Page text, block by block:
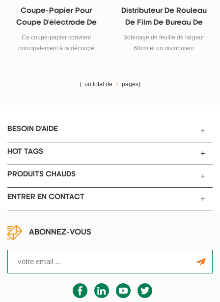
Coupe-Papier Pour
Coupe D'électrode De
Batterie
Ce coupe-papier convient
principalement à la découpe
films laminés en aluminium.
Distributeur De Rouleau
De Film De Bureau De
60 Cm Et Support De
Rouleau Pour Le
Bobinage de feuille de largeur
60cm et un distributeur
aluminium, support de coupe de
[ un total de 1 pages]
BESOIN D'AIDE
HOT TAGS
PRODUITS CHAUDS
ENTRER EN CONTACT
ABONNEZ-VOUS